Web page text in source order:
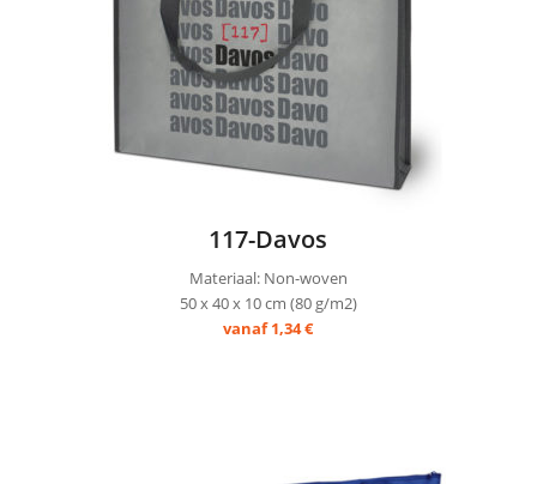
117-Davos
Materiaal: Non-woven
50 x 40 x 10 cm (80 g/m2)
vanaf 1,34 €